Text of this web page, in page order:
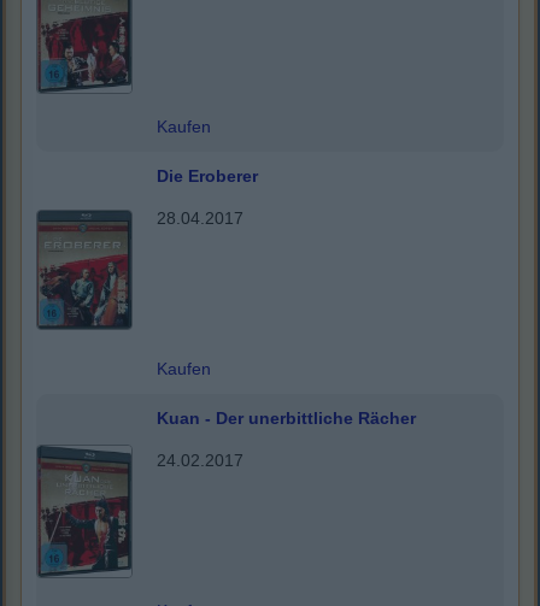
Kaufen
Die Eroberer
28.04.2017
Kaufen
Kuan - Der unerbittliche Rächer
24.02.2017